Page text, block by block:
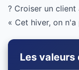
? Croiser un client
« Cet hiver, on
Les valeurs